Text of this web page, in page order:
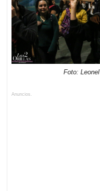
Foto:
Anuncios.